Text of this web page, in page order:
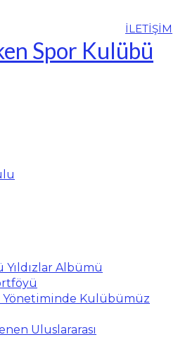
İLETİŞİM
Albümü
Yönetiminde Kulübümüz
Uluslararası